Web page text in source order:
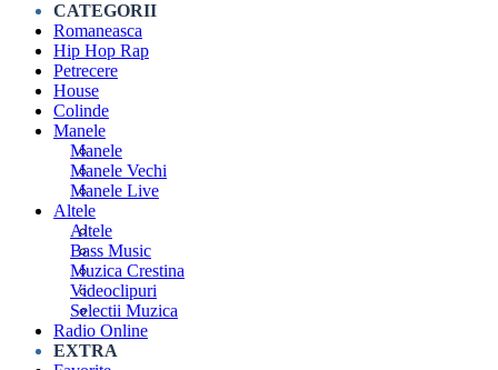
CATEGORII
Romaneasca
Hip Hop Rap
Petrecere
House
Colinde
Manele
Manele
Manele Vechi
Manele Live
Altele
Altele
Bass Music
Muzica Crestina
Videoclipuri
Selectii Muzica
Radio Online
EXTRA